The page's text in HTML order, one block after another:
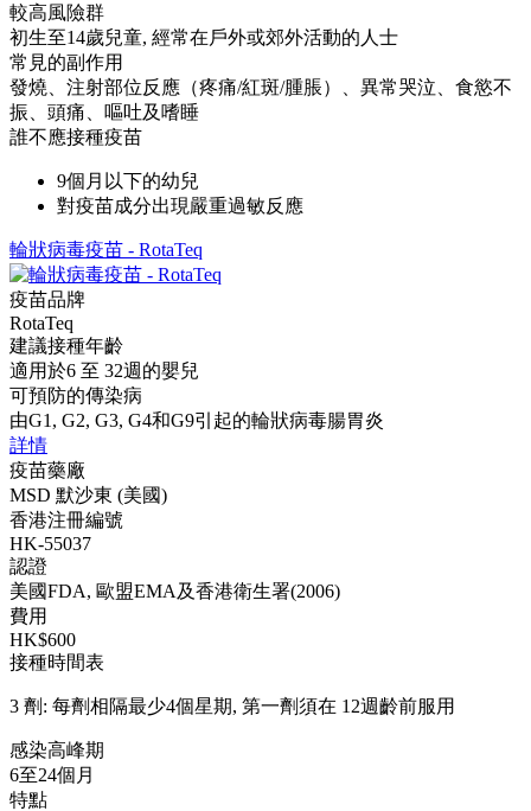
較高風險群
初生至14歲兒童, 經常在戶外或郊外活動的人士
常見的副作用
發燒、注射部位反應（疼痛/紅斑/腫脹）、異常哭泣、食慾不
振、頭痛、嘔吐及嗜睡
誰不應接種疫苗
9個月以下的幼兒
對疫苗成分出現嚴重過敏反應
輪狀病毒疫苗 - RotaTeq
疫苗品牌
RotaTeq
建議接種年齡
適用於6 至 32週的嬰兒
可預防的傳染病
由G1, G2, G3, G4和G9引起的輪狀病毒腸胃炎
詳情
疫苗藥廠
MSD 默沙東 (美國)
香港注冊編號
HK-55037
認證
美國FDA, 歐盟EMA及香港衛生署(2006)
費用
HK$600
接種時間表
3 劑: 每劑相隔最少4個星期, 第一劑須在 12週齡前服用
感染高峰期
6至24個月
特點